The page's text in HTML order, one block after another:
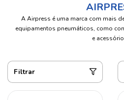
A Airpress é uma marca com mais
equipamentos pneumáticos, como
e
Filtrar